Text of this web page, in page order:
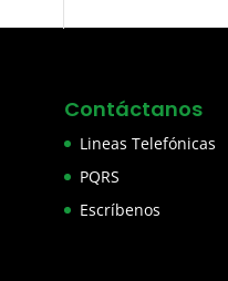
Contáctanos
Lineas Telefónicas
PQRS
Escríbenos